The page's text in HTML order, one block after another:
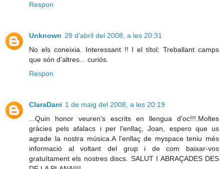
Respon
Unknown 28 d’abril del 2008, a les 20:31
No els coneixia. Interessant !! I el títol: Treballant camps
que són d'altres... curiós.
Respon
ClaraDani 1 de maig del 2008, a les 20:19
...Quin honor veuren's escrits en llengua d'oc!!!.Moltes
gràcies pels afalacs i per l'enllaç, Joan, espero que us
agrade la nostra música.A l'enllaç de myspace teniu més
informació al voltant del grup i de com baixar-vos
gratuïtament els nostres discs. SALUT I ABRAÇADES DES